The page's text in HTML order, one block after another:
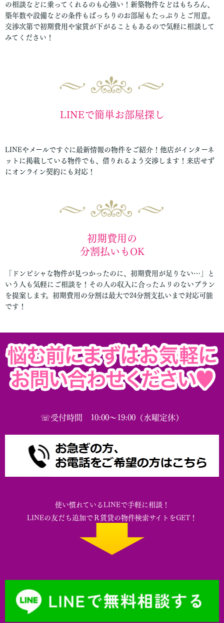
の相談などに乗ってくれるのも心強い！新築物件などはもちろん、
築年数や設備などの条件もばっちりのお部屋もたっぷりとご用意。
交渉次第で初期費用や家賃が下がることもあるので気軽に相談して
みてください！
LINEで簡単お部屋探し
LINEやメールですぐに最新情報の物件をご紹介！他店がインターネ
ットに掲載している物件でも、借りれるよう交渉します！来店せず
にオンライン契約にも対応！
初期費用の
分割払いもOK
「ドンピシャな物件が見つかったのに、初期費用が足りない…」と
いう人も気軽にご相談を！その人の収入に合ったムリのないプラン
を提案します。初期費用の分割は最大で24分割支払いまで対応可能
です！
☏受付時間 10:00～19:00（水曜定休）
使い慣れているLINEで手軽に相談！
LINEの友だち追加でＲ賃貸の物件検索サイトをGET！